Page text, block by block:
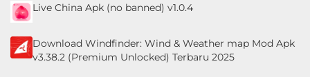
Live China Apk (no banned) v1.0.4
Download Windfinder: Wind & Weather map Mod Apk
v3.38.2 (Premium Unlocked) Terbaru 2025